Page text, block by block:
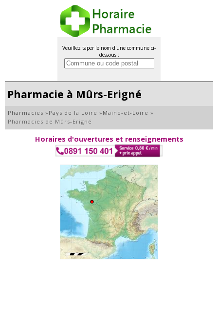
Veuillez taper le nom d'une commune ci-
dessous :
Pharmacie à Mûrs-Erigné
Pharmacies » Pays de la Loire » Maine-et-Loire »
Pharmacies de Mûrs-Erigné
Horaires d'ouvertures et renseignements